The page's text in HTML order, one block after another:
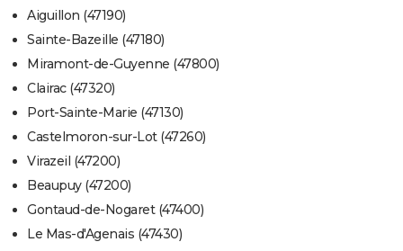
Aiguillon (47190)
Sainte-Bazeille (47180)
Miramont-de-Guyenne (47800)
Clairac (47320)
Port-Sainte-Marie (47130)
Castelmoron-sur-Lot (47260)
Virazeil (47200)
Beaupuy (47200)
Gontaud-de-Nogaret (47400)
Le Mas-d'Agenais (47430)